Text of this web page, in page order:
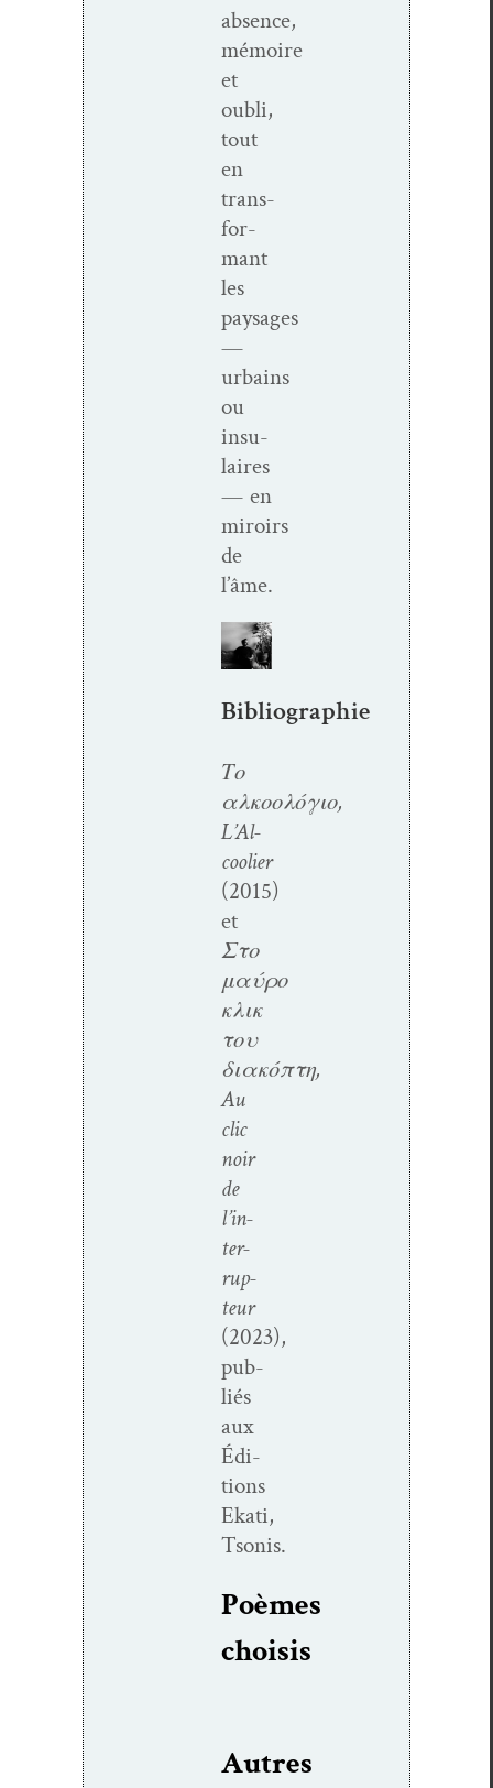
absence,
mémoire
et
oubli,
tout
en
trans­
for­
mant
les
paysages
—
urbains
ou
insu­
laires
— en
miroirs
de
l’âme.
Bibliographie
Το
αλκοολόγιο,
L’Al­
cooli­er
(2015)
et
Στο
μαύρο
κλικ
του
διακόπτη,
Au
clic
noir
de
l’in­
ter­
rup­
teur
(2023),
pub­
liés
aux
Édi­
tions
Ekati,
Tsonis.
Poèmes
choi­sis
Autres